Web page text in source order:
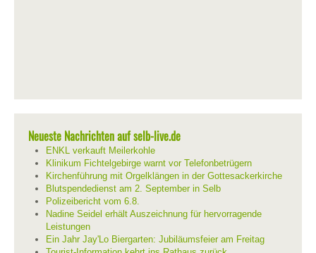
Neueste Nachrichten auf selb-live.de
ENKL verkauft Meilerkohle
Klinikum Fichtelgebirge warnt vor Telefonbetrügern
Kirchenführung mit Orgelklängen in der Gottesackerkirche
Blutspendedienst am 2. September in Selb
Polizeibericht vom 6.8.
Nadine Seidel erhält Auszeichnung für hervorragende
Leistungen
Ein Jahr Jay'Lo Biergarten: Jubiläumsfeier am Freitag